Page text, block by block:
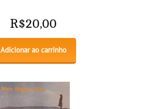
R$20,00
Adicionar ao carrinho